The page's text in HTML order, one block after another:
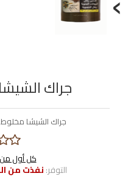
جراك
جراك الشيشا مخلوط
كل أول من
التوفر:نفذت من